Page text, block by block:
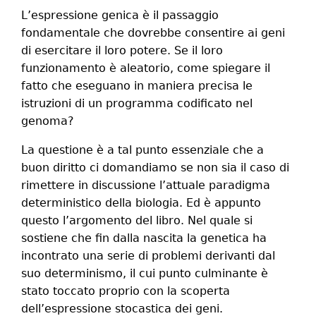
L’espressione genica è il passaggio
fondamentale che dovrebbe consentire ai geni
di esercitare il loro potere. Se il loro
funzionamento è aleatorio, come spiegare il
fatto che eseguano in maniera precisa le
istruzioni di un programma codificato nel
genoma?
La questione è a tal punto essenziale che a
buon diritto ci domandiamo se non sia il caso di
rimettere in discussione l’attuale paradigma
deterministico della biologia. Ed è appunto
questo l’argomento del libro. Nel quale si
sostiene che fin dalla nascita la genetica ha
incontrato una serie di problemi derivanti dal
suo determinismo, il cui punto culminante è
stato toccato proprio con la scoperta
dell’espressione stocastica dei geni.